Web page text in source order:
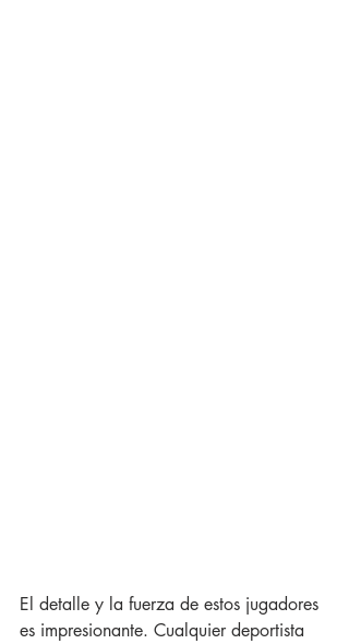
El detalle y la fuerza de estos jugadores
es impresionante. Cualquier deportista